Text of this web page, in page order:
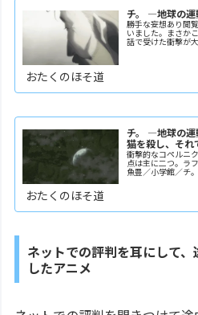
チ。 ―地球の
勝手な妄想あり閲
いました。まさか
話で受けた衝撃が
おたくのほそ道
チ。 ―地球の
猫を殺し、それ
衝撃的なコペルニ
点は主に二つ。ラ
魚豊／小学館／チ
私は、前話の「
おたくのほそ道
ネットでの評判を耳にして
したアニメ